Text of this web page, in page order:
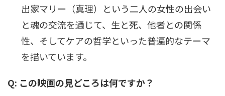
出家マリー（真理）という二人の女性の出会い
と魂の交流を通じて、生と死、他者との関係
性、そしてケアの哲学といった普遍的なテーマ
を描いています。
Q: この映画の見どころは何ですか？